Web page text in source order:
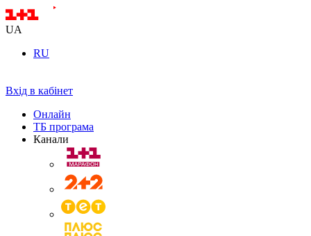
UA
RU
Вхід в кабінет
Онлайн
ТБ програма
Канали